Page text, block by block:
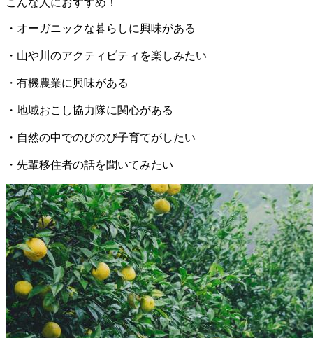
・オーガニックな暮らしに興味がある
・山や川のアクティビティを楽しみたい
・有機農業に興味がある
・地域おこし協力隊に関心がある
・自然の中でのびのび子育てがしたい
・先輩移住者の話を聞いてみたい